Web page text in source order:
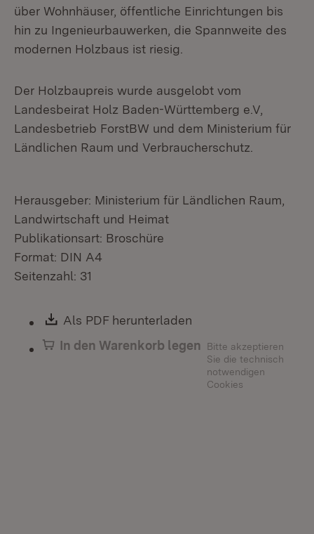
über Wohnhäuser, öffentliche Einrichtungen bis
hin zu Ingenieurbauwerken, die Spannweite des
modernen Holzbaus ist riesig.
Der Holzbaupreis wurde ausgelobt vom
Landesbeirat Holz Baden-Württemberg e.V,
Landesbetrieb ForstBW und dem Ministerium für
Ländlichen Raum und Verbraucherschutz.
Herausgeber: Ministerium für Ländlichen Raum,
Landwirtschaft und Heimat
Publikationsart: Broschüre
Format: DIN A4
Seitenzahl: 31
Download:
Als PDF herunterladen
In den Warenkorb legen
Bitte akzeptieren
Sie die technisch
notwendigen
Cookies